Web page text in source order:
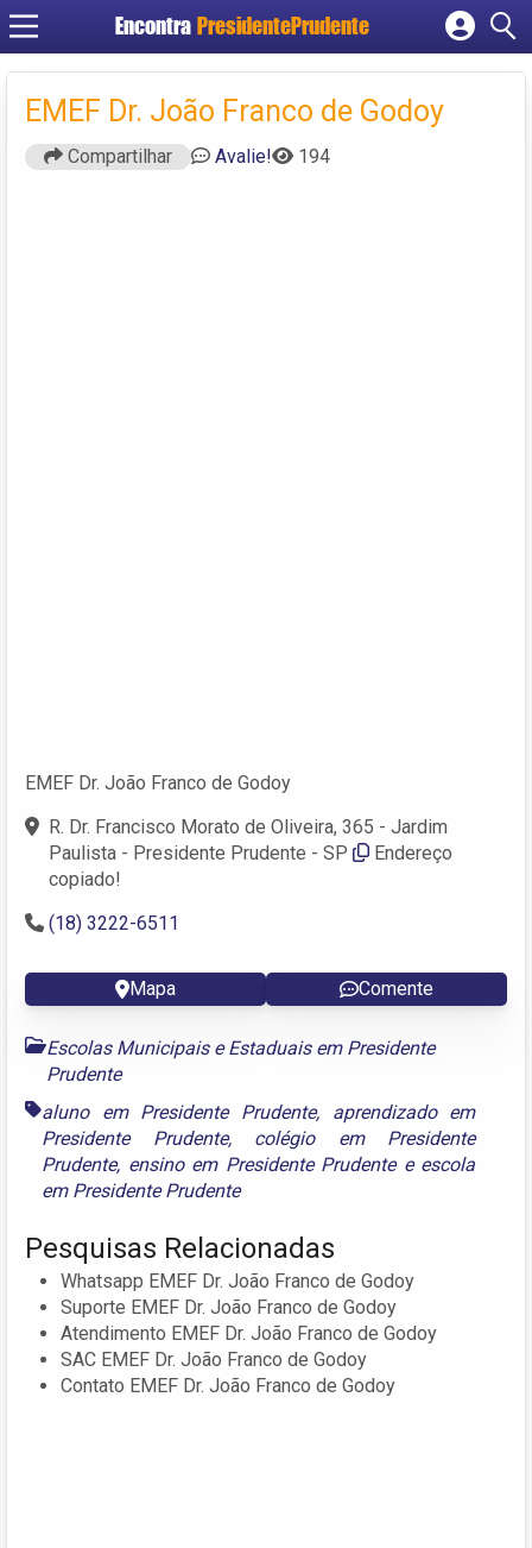
Encontra PresidentePrudente
Cadastrar empresa
Criar conta
EMEF Dr. João Franco de Godoy
Compartilhar Avalie! 194
EMEF Dr. João Franco de Godoy
R. Dr. Francisco Morato de Oliveira, 365 - Jardim
Paulista - Presidente Prudente - SP
Endereço
copiado!
(18) 3222-6511
Mapa Comente
Escolas Municipais e Estaduais em Presidente
Prudente
aluno em Presidente Prudente, aprendizado em
Presidente Prudente, colégio em Presidente
Prudente, ensino em Presidente Prudentee escola
em Presidente Prudente
Pesquisas Relacionadas
Whatsapp EMEF Dr. João Franco de Godoy
Suporte EMEF Dr. João Franco de Godoy
Atendimento EMEF Dr. João Franco de Godoy
SAC EMEF Dr. João Franco de Godoy
Contato EMEF Dr. João Franco de Godoy